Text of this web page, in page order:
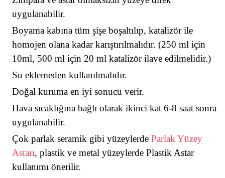
uygulanabilir.
Boyama kabına tüm şişe boşaltılıp, katalizör ile
homojen olana kadar karıştırılmalıdır. (250 ml için
10ml, 500 ml için 20 ml katalizör ilave edilmelidir.)
Su eklemeden kullanılmalıdır.
Doğal kuruma en iyi sonucu verir.
Hava sıcaklığına bağlı olarak ikinci kat 6-8 saat sonra
uygulanabilir.
Çok parlak seramik gibi yüzeylerde Parlak Yüzey
Astarı, plastik ve metal yüzeylerde Plastik Astar
kullanımı önerilir.